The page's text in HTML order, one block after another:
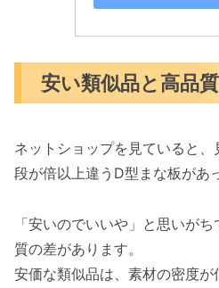
安い類似品と高品
ネットショップを見ていると
段が倍以上違うD型まな板があ
「安いのでいいや」と思いが
質の差があります。
安価な類似品は、素材の密度が